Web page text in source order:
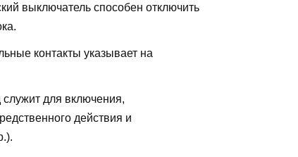
выключатель способен отключить
контакты указывает на
для включения,
действия и